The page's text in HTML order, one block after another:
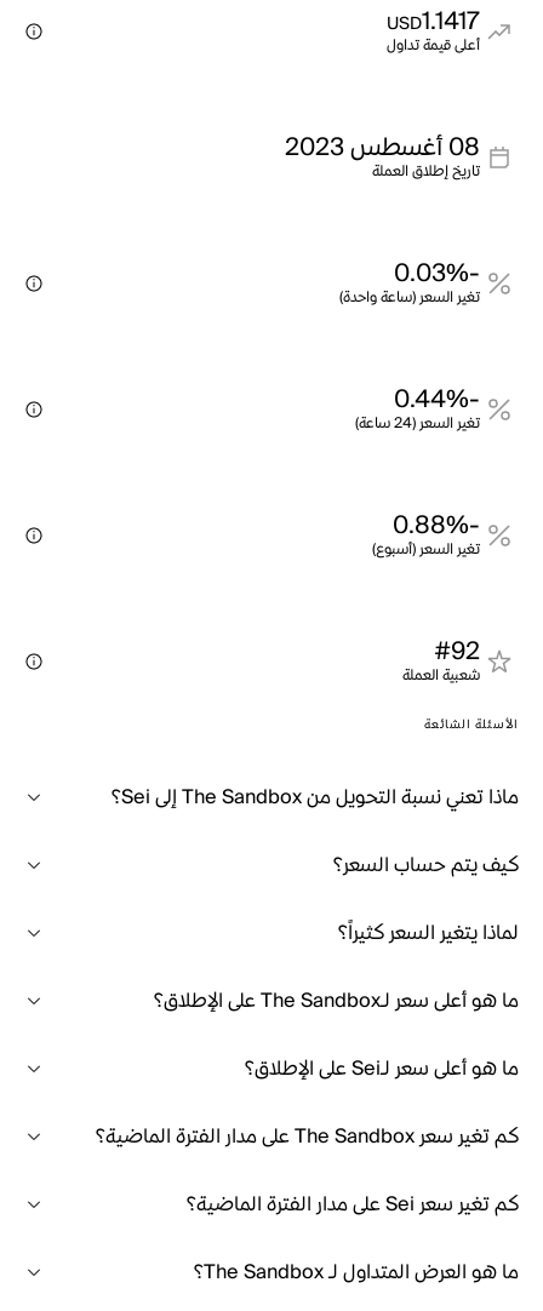
1.1417
USD
أعلى قيمة تداول
08 أغسطس 2023
تاريخ إطلاق العملة
-0.03%
تغير السعر (ساعة واحدة)
-0.44%
تغير السعر (24 ساعة)
-0.88%
تغير السعر (أسبوع)
#92
شعبية العملة
الأسئلة الشائعة
ماذا تعني نسبة التحويل من The Sandbox إلى Sei؟
كيف يتم حساب السعر؟
لماذا يتغير السعر كثيراً؟
ما هو أعلى سعر لـThe Sandbox على الإطلاق؟
ما هو أعلى سعر لـSei على الإطلاق؟
كم تغير سعر The Sandbox على مدار الفترة الماضية؟
كم تغير سعر Sei على مدار الفترة الماضية؟
ما هو العرض المتداول لـ The Sandbox؟